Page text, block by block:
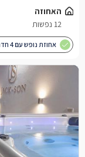
האחוזה
12 נפשות
אחוזת נופש עם 4 חדרי שינה